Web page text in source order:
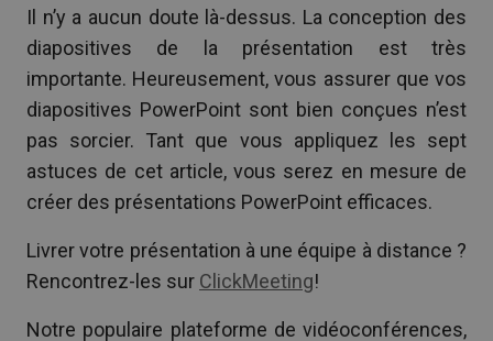
Il n’y a aucun doute là-dessus. La conception des
diapositives de la présentation est très
importante. Heureusement, vous assurer que vos
diapositives PowerPoint sont bien conçues n’est
pas sorcier. Tant que vous appliquez les sept
astuces de cet article, vous serez en mesure de
créer des présentations PowerPoint efficaces.
Livrer votre présentation à une équipe à distance ?
Rencontrez-les sur ClickMeeting!
Notre populaire plateforme de vidéoconférences,